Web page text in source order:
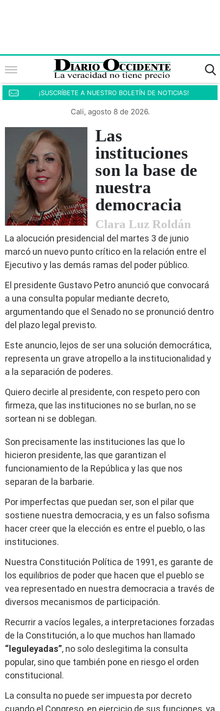
¡SUSCRÍBETE A NUESTRO BOLETÍN DE NOTICIAS!
Cali, agosto 8 de 2026.
Las
instituciones
son la base de
nuestra
democracia
Clara Luz Roldán
La alocución presidencial del martes 3 de junio
marcó un nuevo punto crítico en la relación entre el
Ejecutivo y las demás ramas del poder público.
El presidente Gustavo Petro anunció que convocará
a una consulta popular mediante decreto,
argumentando que el Senado no se pronunció dentro
del plazo legal previsto.
Este anuncio, lejos de ser una solución democrática,
representa un grave atropello a la institucionalidad y
a la separación de poderes.
Quiero decirle al presidente, con respeto pero con
firmeza, que las instituciones no se burlan, no se
sortean ni se doblegan.
Son precisamente las instituciones las que lo
hicieron presidente, las que garantizan el
funcionamiento de la República y las que nos
separan de la barbarie.
Por imperfectas que puedan ser, son el pilar que
sostiene nuestra democracia, y es un falso sofisma
hacer creer que la elección es entre el pueblo, o las
instituciones.
Nuestra Constitución Política de 1991, es garante de
los equilibrios de poder que hacen que el pueblo se
vea representado en nuestra democracia a través de
diversos mecanismos de participación.
Recurrir a vacíos legales, a interpretaciones forzadas
de la Constitución, a lo que muchos han llamado
“leguleyadas”, no solo deslegitima la consulta
popular, sino que también pone en riesgo el orden
constitucional.
La consulta no puede ser impuesta por decreto
cuando el Congreso, en ejercicio de sus funciones, ya